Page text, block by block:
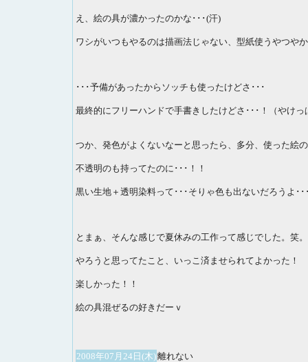
え、絵の具が濃かったのかな･･･(汗)
ワシがいつもやるのは描画法じゃない、型紙使うやつや
･･･予備があったからソッチも使ったけどさ･･･
最終的にフリーハンドで手書きしたけどさ･･･！（やけっ
つか、発色がよくないなーと思ったら、多分、使った絵
不透明のも持ってたのに･･･！！
黒い生地＋透明染料って･･･そりゃ色も出ないだろうよ･･
とまぁ、そんな感じで夏休みの工作って感じでした。笑。
やろうと思ってたこと、いっこ済ませられてよかった！
楽しかった！！
絵の具混ぜるの好きだーｖ
2008年07月24日(木)離れない